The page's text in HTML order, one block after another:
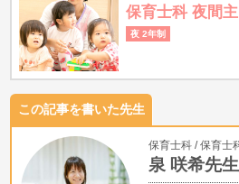
保育士科 夜間
夜 2年制
この記事を書いた先生
保育士科 保育士
泉 咲希先生